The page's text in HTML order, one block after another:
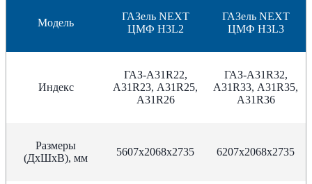
Модель
ГАЗель NEXT
ЦМФ H3L2
ГАЗель NEXT
ЦМФ H3L3
Индекс
ГАЗ-А31R22,
А31R23, А31R25,
А31R26
ГАЗ-А31R32,
А31R33, А31R35,
А31R36
Размеры
(ДхШхВ), мм
5607х2068х2735 6207х2068х2735